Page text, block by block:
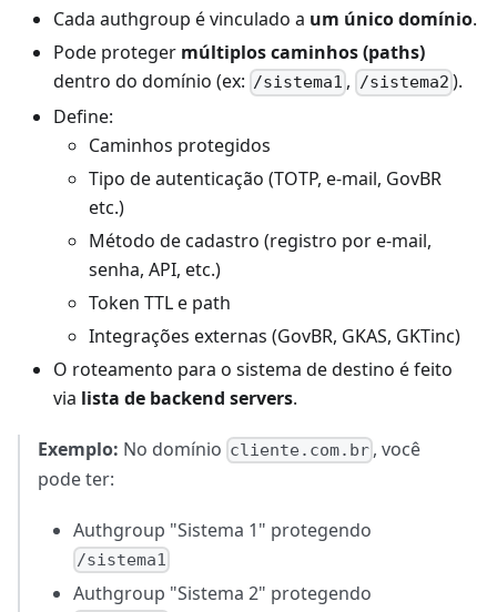
Cada authgroup é vinculado a um único domínio.
Pode proteger múltiplos caminhos (paths)
dentro do domínio (ex: /sistema1 , /sistema2 ).
Define:
Caminhos protegidos
Tipo de autenticação (TOTP, e-mail, GovBR
etc.)
Método de cadastro (registro por e-mail,
senha, API, etc.)
Token TTL e path
Integrações externas (GovBR, GKAS, GKTinc)
O roteamento para o sistema de destino é feito
via lista de backend servers.
Exemplo: No domínio cliente.com.br , você
pode ter:
Authgroup "Sistema 1" protegendo
/sistema1
Authgroup "Sistema 2" protegendo